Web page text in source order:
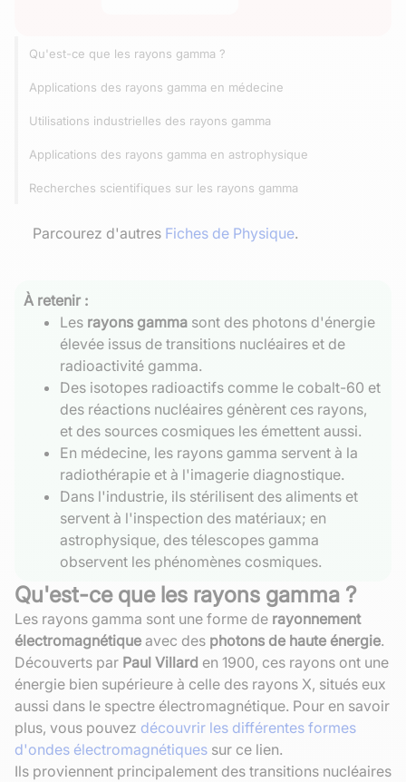
Qu'est-ce que les rayons gamma ?
Applications des rayons gamma en médecine
Utilisations industrielles des rayons gamma
Applications des rayons gamma en astrophysique
Recherches scientifiques sur les rayons gamma
Parcourez d'autres Fiches de Physique.
À retenir :
Les rayons gamma sont des photons d'énergie
élevée issus de transitions nucléaires et de
radioactivité gamma.
Des isotopes radioactifs comme le cobalt-60 et
des réactions nucléaires génèrent ces rayons,
et des sources cosmiques les émettent aussi.
En médecine, les rayons gamma servent à la
radiothérapie et à l'imagerie diagnostique.
Dans l'industrie, ils stérilisent des aliments et
servent à l'inspection des matériaux; en
astrophysique, des télescopes gamma
observent les phénomènes cosmiques.
Qu'est-ce que les rayons gamma ?
Les rayons gamma sont une forme de rayonnement
électromagnétique avec des photons de haute énergie.
Découverts par Paul Villard en 1900, ces rayons ont une
énergie bien supérieure à celle des rayons X, situés eux
aussi dans le spectre électromagnétique. Pour en savoir
plus, vous pouvez découvrir les différentes formes
d'ondes électromagnétiques sur ce lien.
Ils proviennent principalement des transitions nucléaires